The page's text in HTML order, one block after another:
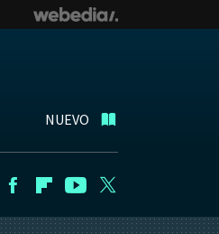
NUEVO
InstagramFacebookFlipboard
Youtube